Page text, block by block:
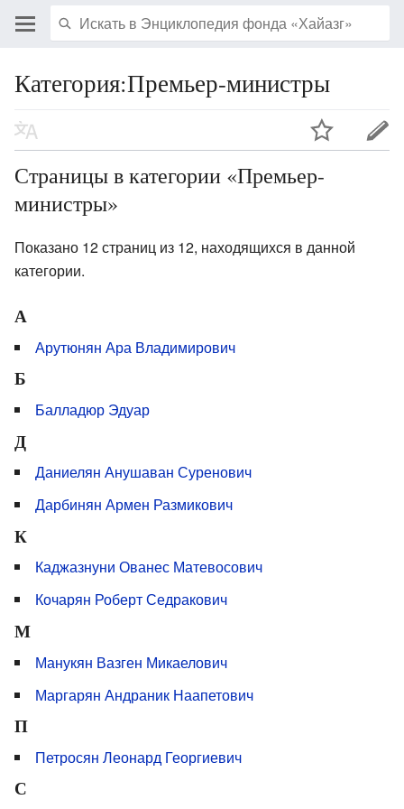
Категория:Премьер-министры
Страницы в категории «Премьер-
министры»
Показано 12 страниц из 12, находящихся в данной
категории.
А
Арутюнян Ара Владимирович
Б
Балладюр Эдуар
Д
Даниелян Анушаван Суренович
Дарбинян Армен Размикович
К
Каджазнуни Ованес Матевосович
Кочарян Роберт Седракович
М
Манукян Вазген Микаелович
Маргарян Андраник Наапетович
П
Петросян Леонард Георгиевич
С